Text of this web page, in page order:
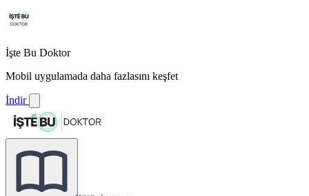
İşte Bu Doktor
Mobil uygulamada daha fazlasını keşfet
İndir